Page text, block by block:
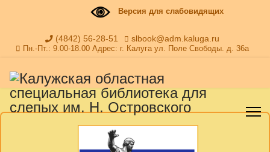
Версия для слабовидящих
(4842) 56-28-51 slbook@adm.kaluga.ru
Пн.-Пт.: 9.00-18.00 Адрес: г. Калуга ул. Поле Свободы. д. 36а